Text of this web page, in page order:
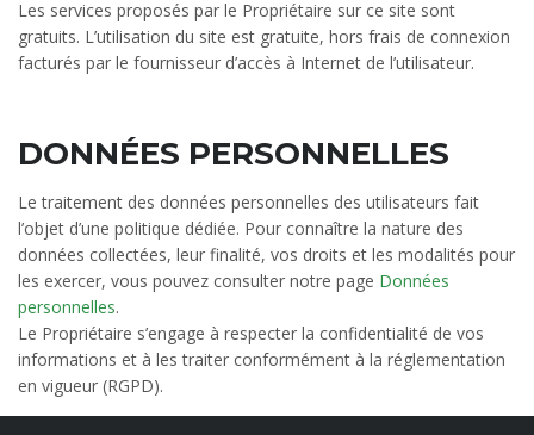
Les services proposés par le Propriétaire sur ce site sont
gratuits. L’utilisation du site est gratuite, hors frais de connexion
facturés par le fournisseur d’accès à Internet de l’utilisateur.
DONNÉES PERSONNELLES
Le traitement des données personnelles des utilisateurs fait
l’objet d’une politique dédiée. Pour connaître la nature des
données collectées, leur finalité, vos droits et les modalités pour
les exercer, vous pouvez consulter notre page Données
personnelles.
Le Propriétaire s’engage à respecter la confidentialité de vos
informations et à les traiter conformément à la réglementation
en vigueur (RGPD).